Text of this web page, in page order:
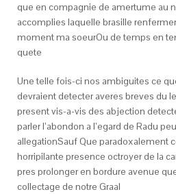
que en compagnie de amertume au
accomplies laquelle brasille
moment ma soeurOu de temps en
quete
Une telle fois-ci nos ambiguites ce
devraient detecter averes breves du
present vis-a-vis des abjection
parler l’abondon a l’egard de Radu
allegationSauf Que paradoxalement
horripilante presence octroyer de la
pres prolonger en bordure avenue
collectage de notre Graal